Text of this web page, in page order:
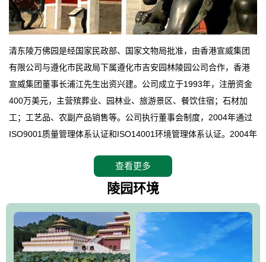
清东陵万佛园是经国家民政部、国家文物局批准，由香港宣威集团
有限公司与遵化市民政局下属遵化市吉安园林陵园公司合作，香港
宣威集团董事长浦江先生出资兴建。公司成立于1993年，注册资金
400万美元，主营殡葬业、园林业、旅游景区、餐饮住宿；石材加
工；工艺品、农副产品销售等。公司执行董事会制度，2004年通过
ISO9001质量管理体系认证和ISO14001环境管理体系认证。2004年
拥有4A级旅游区头衔的花园式陵园，园内建有四星级酒店一座。
万佛园位于遵化市境内，座落在世界文化遗产清东陵地形墙内，地
形绝佳，地理位置优越，交通便利。公司以“建设全国顶级人生后花
园、打造佛教精品旅游圣地”为目标，以海外归侨、国内外知名人士
的墓地安葬、祭祀吊亡并结合旅游参观构成其主要使用功能；以苍
郁绚丽、优雅宜人的园林景观构成其外部形象。通过墓园建设与造
查看更多
陵园环境